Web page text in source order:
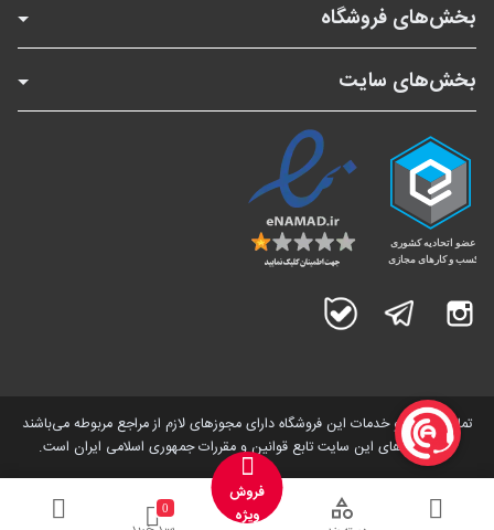
بخش‌های فروشگاه
بخش‌های سایت
اینستاگرام تلگرام
تمامی کالاها و خدمات این فروشگاه دارای مجوز‌های لازم از مراجع مربوطه می‌باشند
و فعالیت های این سایت تابع قوانین و مقررات جمهوری اسلامی ایران است.
فروش
ویژه
0